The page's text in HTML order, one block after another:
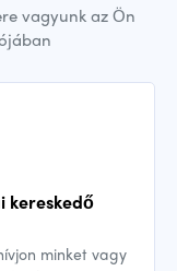
vagyunk az Ön
kereskedő
minket vagy